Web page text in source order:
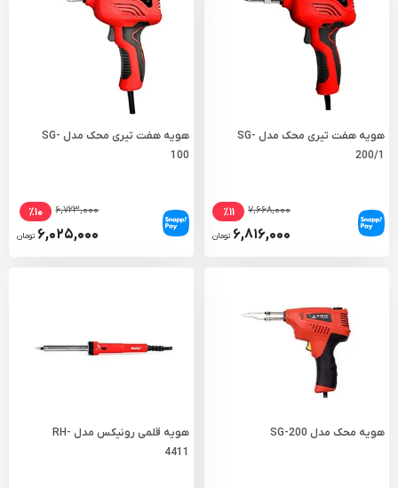
هویه هفت تیری محک مدل SG-
200/1
۷,۶۶۸,۰۰۰ ٪۱۱
۶,۸۱۶,۰۰۰ تومان
هویه هفت تیری محک مدل SG-
100
۶,۷۲۳,۰۰۰ ٪۱۰
۶,۰۲۵,۰۰۰ تومان
هویه محک مدل SG-200
هویه قلمی رونیکس مدل RH-
4411